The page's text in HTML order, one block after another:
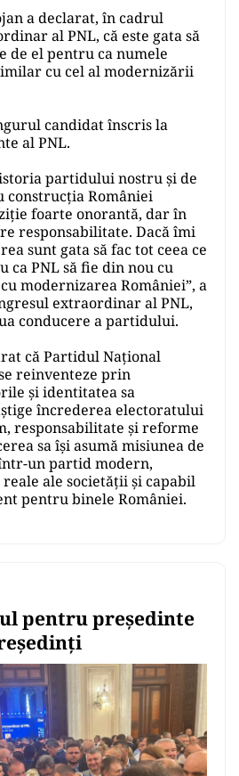
a declarat, în cadrul
al PNL, că este gata să
de el pentru ca numele
cu cel al modernizării
candidat înscris la
al PNL.
partidului nostru și de
construcția României
foarte onorantă, dar în
responsabilitate. Dacă îmi
sunt gata să fac tot ceea ce
ca PNL să fie din nou cu
modernizarea României”, a
extraordinar al PNL,
conducere a partidului.
că Partidul Național
reinventeze prin
și identitatea sa
încrederea electoratului
responsabilitate și reforme
sa își asumă misiunea de
un partid modern,
ale societății și capabil
pentru binele României.
pentru președinte